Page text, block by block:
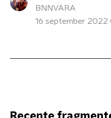
BNNVARA
16 september